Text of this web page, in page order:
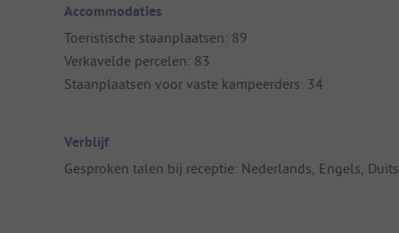
Accommodaties
Toeristische staanplaatsen: 89
Verkavelde percelen: 83
Staanplaatsen voor vaste kampeerders: 34
Verblijf
Gesproken talen bij receptie: Nederlands, Engels, Duits